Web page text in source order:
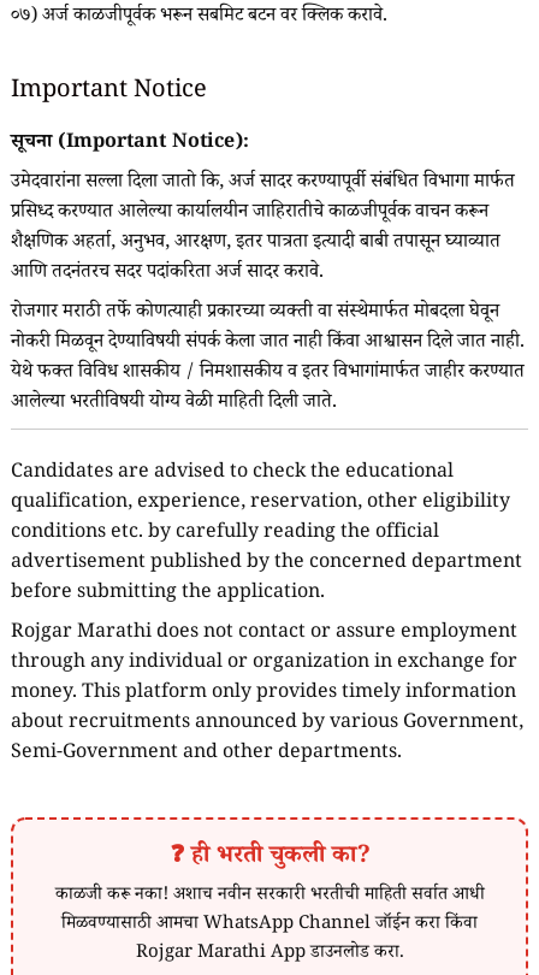
०७) अर्ज काळजीपूर्वक भरून सबमिट बटन वर क्लिक करावे.
Important Notice
सूचना (Important Notice):
उमेदवारांना सल्ला दिला जातो कि, अर्ज सादर करण्यापूर्वी संबंधित विभागा मार्फत
प्रसिध्द करण्यात आलेल्या कार्यालयीन जाहिरातीचे काळजीपूर्वक वाचन करून
शैक्षणिक अहर्ता, अनुभव, आरक्षण, इतर पात्रता इत्यादी बाबी तपासून घ्याव्यात
आणि तदनंतरच सदर पदांकरिता अर्ज सादर करावे.
रोजगार मराठी तर्फे कोणत्याही प्रकारच्या व्यक्ती वा संस्थेमार्फत मोबदला घेवून
नोकरी मिळवून देण्याविषयी संपर्क केला जात नाही किंवा आश्वासन दिले जात नाही.
येथे फक्त विविध शासकीय / निमशासकीय व इतर विभागांमार्फत जाहीर करण्यात
आलेल्या भरतीविषयी योग्य वेळी माहिती दिली जाते.
Candidates are advised to check the educational
qualification, experience, reservation, other eligibility
conditions etc. by carefully reading the official
advertisement published by the concerned department
before submitting the application.
Rojgar Marathi does not contact or assure employment
through any individual or organization in exchange for
money. This platform only provides timely information
about recruitments announced by various Government,
Semi-Government and other departments.
❓ ही भरती चुकली का?
काळजी करू नका! अशाच नवीन सरकारी भरतीची माहिती सर्वात आधी
मिळवण्यासाठी आमचा WhatsApp Channel जॉईन करा किंवा
Rojgar Marathi App डाउनलोड करा.